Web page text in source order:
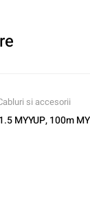
si accesorii
MYYUP, 100m